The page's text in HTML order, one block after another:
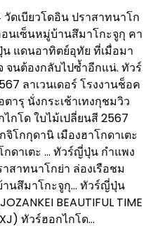
ดเบียวโดอิน ปราสาทนาโก
อนเซ็นหมู่บ้านสึมาโกะจูกุ คา
แดนอาทิตย์อุทัย ที่เมื่อมา
จนต้องกลับไปซ้ำอีกแน่. ทัวร์
ลาเวนเดอร์ โรงงานช็อค
ารุ นั่งกระเช้าเทงกุชมวิว
กโด ใบไม้เปลี่ยนสี 2567
โกกุดานิ เมืองฮาโกดาเตะ
กดาเตะ … ทัวร์ญี่ปุ่น กำแพง
สาทนาโกย่า ล่องเรือชม
านสึมาโกะจูกุ… ทัวร์ญี่ปุ่น
BEAUTIFUL TIME
ทัวร์ฮอกไกโด…